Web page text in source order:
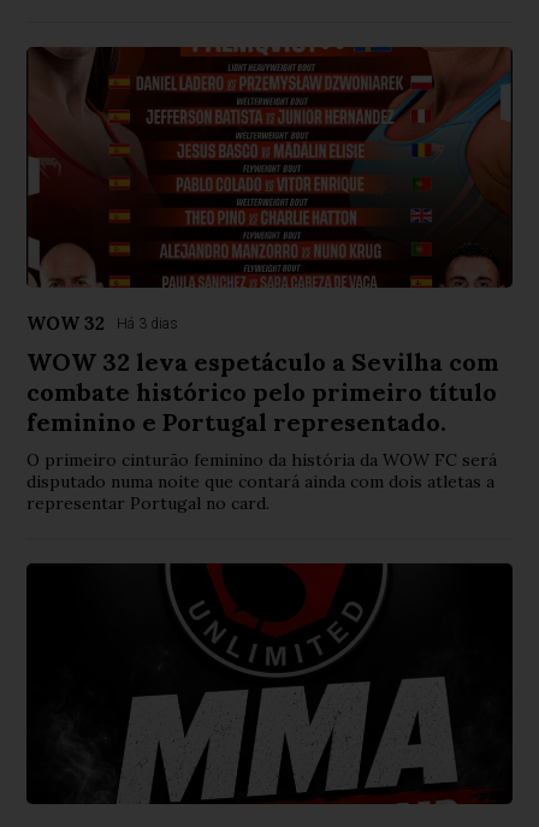
WOW 32 Há 3 dias
WOW 32 leva espetáculo a Sevilha com
combate histórico pelo primeiro título
feminino e Portugal representado.
O primeiro cinturão feminino da história da WOW FC será
disputado numa noite que contará ainda com dois atletas a
representar Portugal no card.